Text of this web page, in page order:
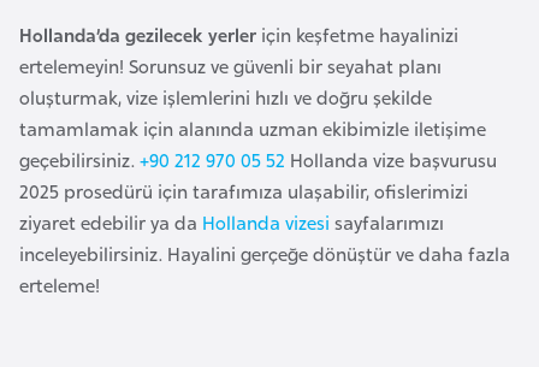
Hollanda’da gezilecek yerler için keşfetme hayalinizi
ertelemeyin! Sorunsuz ve güvenli bir seyahat planı
oluşturmak, vize işlemlerini hızlı ve doğru şekilde
tamamlamak için alanında uzman ekibimizle iletişime
geçebilirsiniz. +90 212 970 05 52 Hollanda vize başvurusu
2025 prosedürü için tarafımıza ulaşabilir, ofislerimizi
ziyaret edebilir ya da Hollanda vizesi sayfalarımızı
inceleyebilirsiniz. Hayalini gerçeğe dönüştür ve daha fazla
erteleme!
Ç
D
a
n
i
m